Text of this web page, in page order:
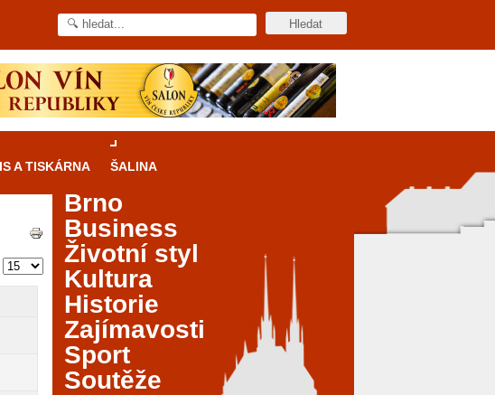
A TISKÁRNA ŠALINA
také
Brno
Business
Životní styl
Kultura
Historie
Zajímavosti
Sport
Soutěže